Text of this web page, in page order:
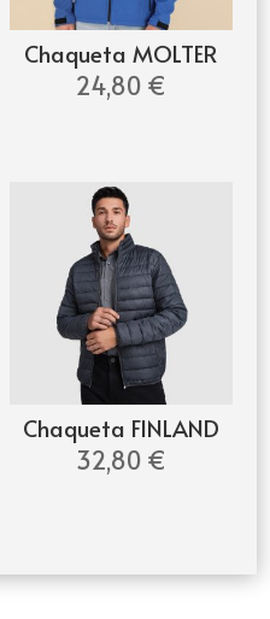
Chaqueta MOLTER
24,80 €
Chaqueta FINLAND
32,80 €